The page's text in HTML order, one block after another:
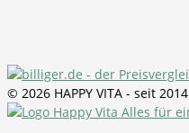
© 2026 HAPPY VITA - seit 2014